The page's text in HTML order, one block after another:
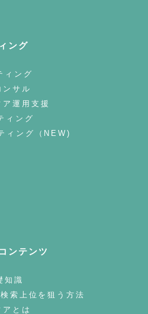
ング
ィング
ンサル
運用支援
ィング
ィング（NEW)
ンテンツ
知識
索上位を狙う方法
アとは